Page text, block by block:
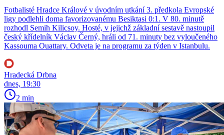
Fotbalisté Hradce Králové v úvodním utkání 3. předkola Evropské
ligy podlehli doma favorizovanému Besiktasi 0:1. V 80. minutě
rozhodl Semih Kilicsoy. Hosté, v jejichž základní sestavě nastoupil
český křídelník Václav Černý, hráli od 71. minuty bez vyloučeného
Kassouma Ouattary. Odveta je na programu za týden v Istanbulu.
Hradecká Drbna
dnes, 19:30
2 min